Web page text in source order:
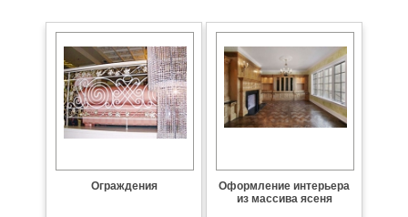
Ограждения
Оформление интерьера
из массива ясеня